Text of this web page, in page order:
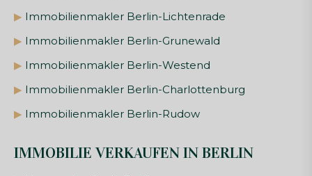
▶ Immobilienmakler Berlin-Lichtenrade
▶ Immobilienmakler Berlin-Grunewald
▶ Immobilienmakler Berlin-Westend
▶ Immobilienmakler Berlin-Charlottenburg
▶ Immobilienmakler Berlin-Rudow
IMMOBILIE VERKAUFEN IN BERLIN